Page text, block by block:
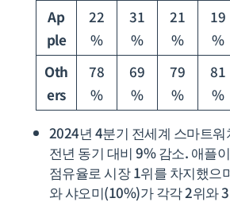
Ap
ple
22
%
31
%
21
%
19
%
Oth
ers
78
%
69
%
79
%
81
%
2024년 4분기 전세계 스마트워
전년 동기 대비 9% 감소. 애플
점유율로 시장 1위를 차지했으
와 샤오미(10%)가 각각 2위와